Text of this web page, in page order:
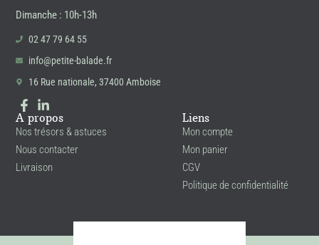
Dimanche : 10h-13h
02 47 79 64 55
info@petite-balade.fr
16 Rue nationale, 37400 Amboise
A propos
Nos trésors & astuces
Nous contacter
Livraison
Liens
Mon compte
Mon panier
CGV
Politique de confidentialité